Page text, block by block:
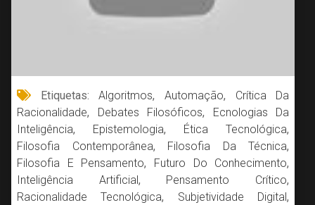
Etiquetas:Algoritmos, Automação, Crítica Da
Racionalidade, Debates Filosóficos,
Ecnologias Da
Inteligência, Epistemologia, Ética Tecnológica,
Filosofia Contemporânea, Filosofia Da Técnica,
Filosofia E Pensamento, Futuro Do Conhecimento,
Inteligência Artificial, Pensamento Crítico,
Racionalidade Tecnológica, Subjetividade Digital,